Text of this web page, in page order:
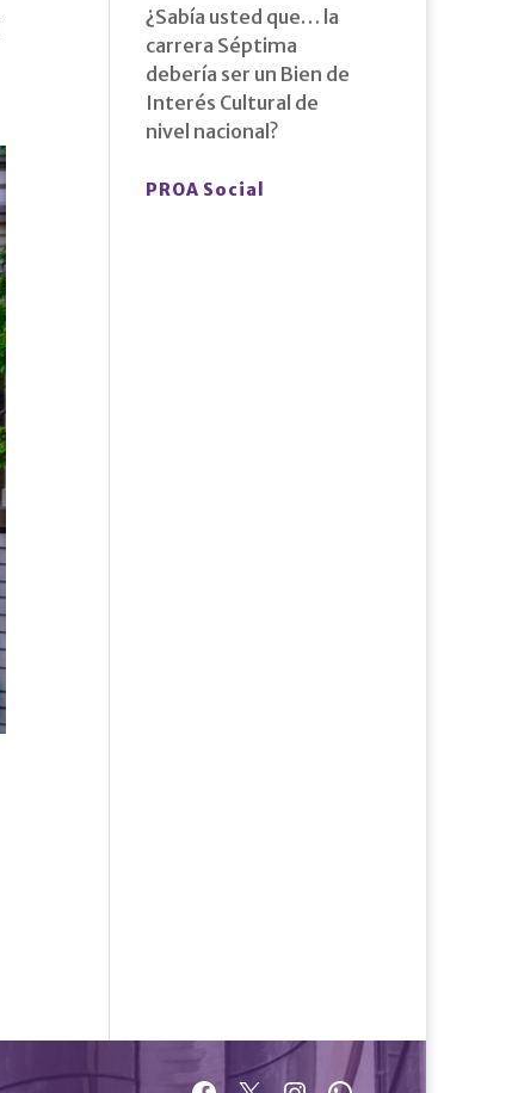
¿Sabía usted que… la
carrera Séptima
debería ser un Bien de
Interés Cultural de
nivel nacional?
PROA Social